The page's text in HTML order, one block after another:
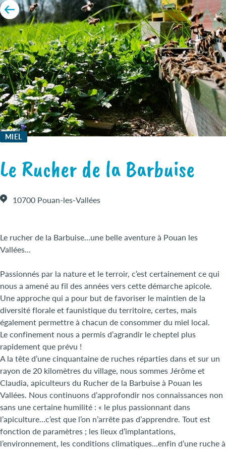
MIEL
Le Rucher de la Barbuise
10700 Pouan-les-Vallées
Le rucher de la Barbuise…une belle aventure à Pouan les
Vallées...
Passionnés par la nature et le terroir, c’est certainement ce qui
nous a amené au fil des années vers cette démarche apicole.
Une approche qui a pour but de favoriser le maintien de la
diversité florale et faunistique du territoire, certes, mais
également permettre à chacun de consommer du miel local.
Le confinement nous a permis d’agrandir le cheptel plus
rapidement que prévu !
A la tête d’une cinquantaine de ruches réparties dans et sur un
rayon de 20 kilomètres du village, nous sommes Jérôme et
Claudia, apiculteurs du Rucher de la Barbuise à Pouan les
Vallées. Nous continuons d’approfondir nos connaissances non
sans une certaine humilité : « le plus passionnant dans
l’apiculture…c’est que l’on n’arrête pas d’apprendre. Tout est
fonction de paramètres ; les lieux d’implantations,
l’environnement, les conditions climatiques…enfin d’une ruche à